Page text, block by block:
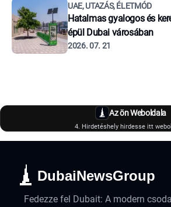
UAE, UTAZÁS, ÉLETMÓD
Hatalmas gyalogos és
épül Dubai városában
2026. 07. 21
Az ön Weboldala
4. Hirdetéshely hirdesse itt
DubaiNewsGroup
Fedezze fel Dubait: A modern